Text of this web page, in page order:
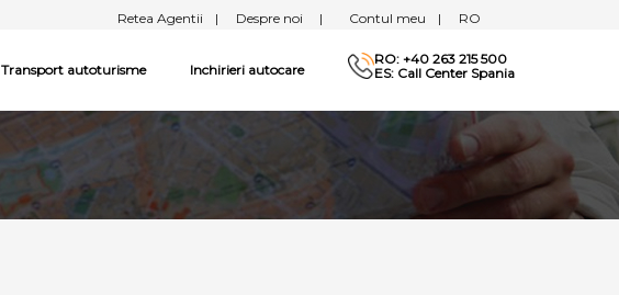
Retea Agentii | Despre noi | Contul meu | RO
Transport autoturisme Inchirieri autocare
RO: +40 263 215 500
ES: Call Center Spania